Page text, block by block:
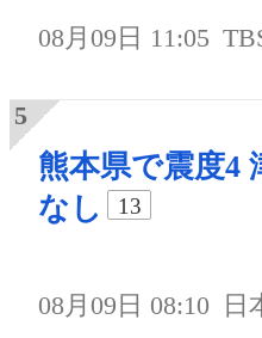
08月09日 11:05
熊本県で震度4
なし
13
08月09日 08:10 日